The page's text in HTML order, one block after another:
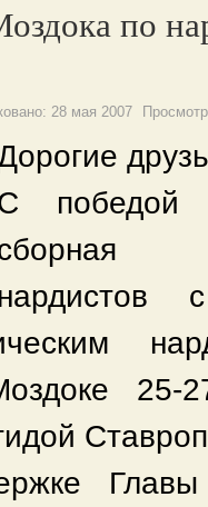
по
28 мая 2007
победой
нардистов
25-
Главы